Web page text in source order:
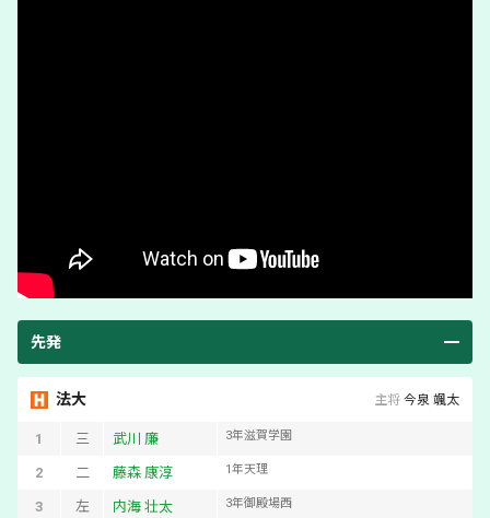
先発
法大 主将 今泉 颯太
1 三 武川 廉 3年滋賀学園
2 二 藤森 康淳 1 年天理
3 左 内海 壮太 3年御殿場西